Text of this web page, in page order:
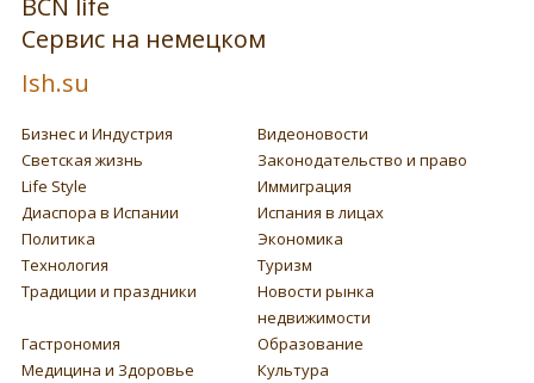
Сервис на немецком
Ish.su
Бизнес и Индустрия
Видеоновости
Светская жизнь
Законодательство и право
Life Style
Иммиграция
Диаспора в Испании
Испания в лицах
Политика
Экономика
Технология
Туризм
Традиции и праздники
Новости рынка
недвижимости
Гастрономия
Образование
Медицина и Здоровье
Культура